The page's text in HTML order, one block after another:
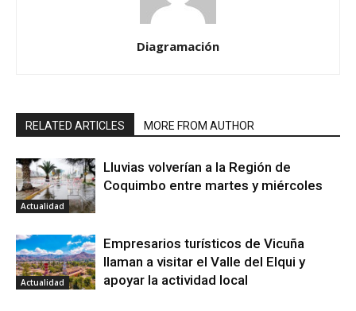
Diagramación
RELATED ARTICLES MORE FROM AUTHOR
Actualidad
Lluvias volverían a la Región de
Coquimbo entre martes y miércoles
Actualidad
Empresarios turísticos de Vicuña
llaman a visitar el Valle del Elqui y
apoyar la actividad local